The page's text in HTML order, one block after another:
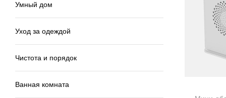
Умный дом
Уход за одеждой
Чистота и порядок
Ванная комната